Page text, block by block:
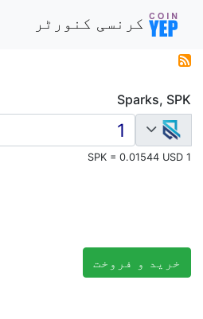
کرنسی کنورٹر
Sparks, SPK
1 SPK = 0.01544 USD
خرید و فروخت